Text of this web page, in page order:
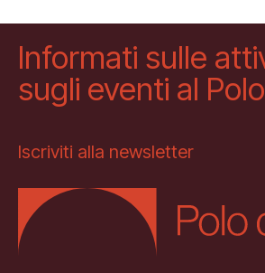
Informati sulle
sugli eventi al
Iscriviti alla newsletter